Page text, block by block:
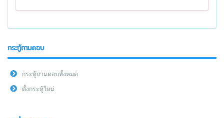
กระทู้ถามตอบ
กระทู้ถามตอบทั้งหมด
ตั้งกระทู้ใหม่